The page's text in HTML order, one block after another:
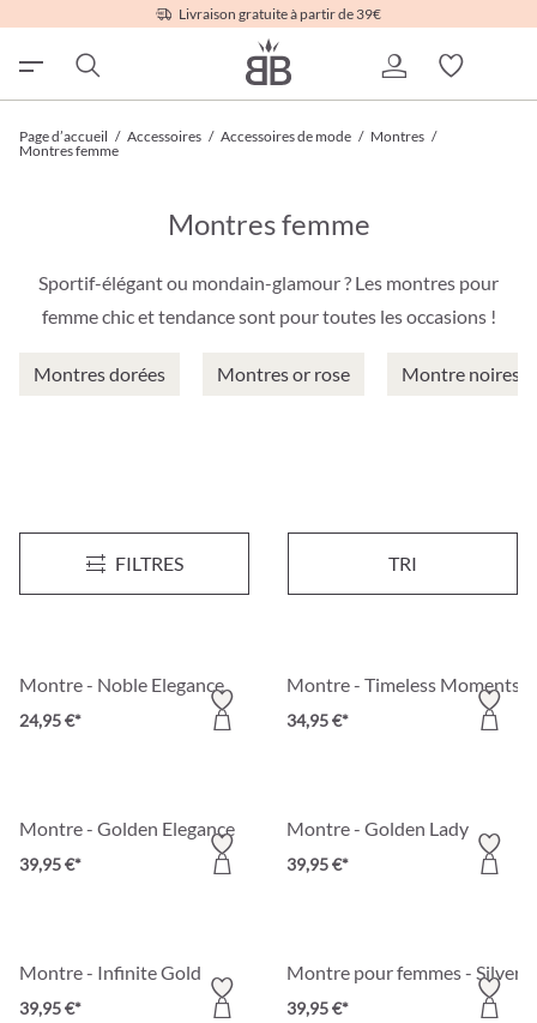
Livraison gratuite à partir de 39€
Page d’accueil / Accessoires / Accessoires de mode / Montres /
Montres femme
Montres femme
Sportif-élégant ou mondain-glamour ? Les montres pour
femme chic et tendance sont pour toutes les occasions !
Montres dorées Montres or rose Montre noires
FILTRES TRI
Nouveau
Montre pour homme - Dark BrownMontre - Timeless Elegance
Montre - Noble Elegance
24,95 €*
Montre - Timeless Moments
34,95 €*
Montre - Golden Elegance
39,95 €*
Montre - Golden Lady
39,95 €*
Montre - Infinite Gold
39,95 €*
Montre pour femmes - Silver
39,95 €*